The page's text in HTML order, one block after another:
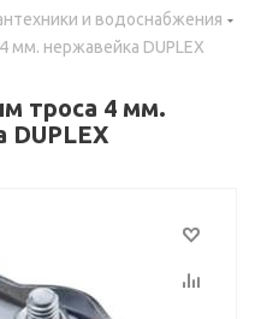
и водоснабжения
мм. нержавейка DUPLEX
троса 4 мм.
DUPLEX